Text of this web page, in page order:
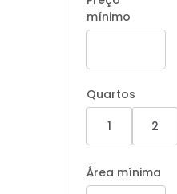
mínimo
Quartos
1
2
Área mínima